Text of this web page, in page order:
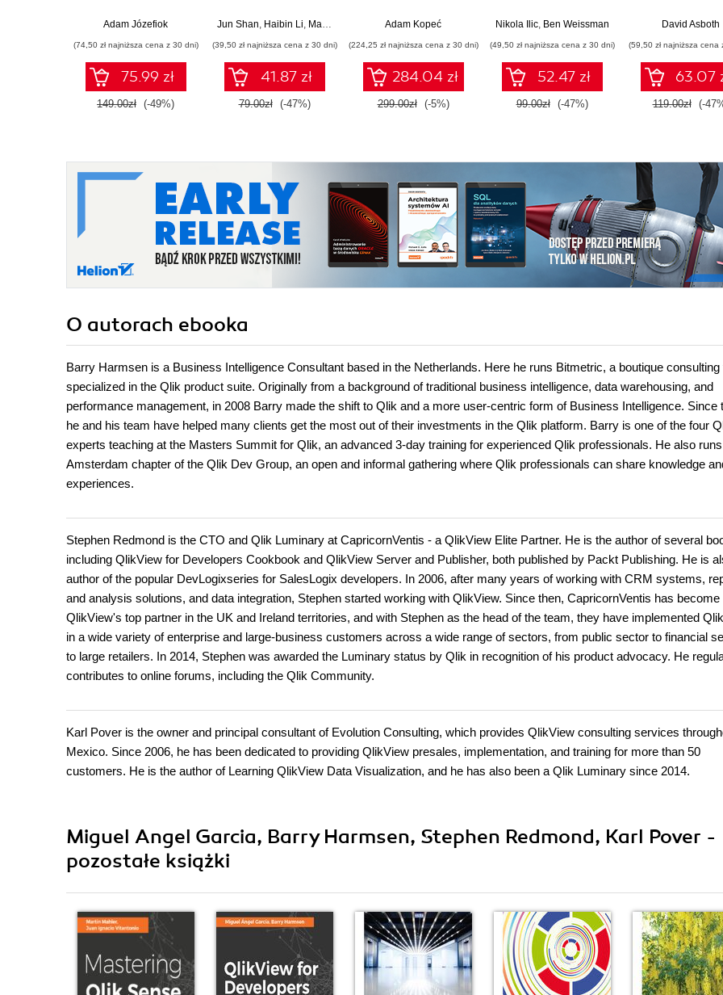
Adam Józefiok
(74,50 zł najniższa cena z 30 dni)
75.99 zł
149.00zł (-49%)
wartościowe wnioski i
zaawansowany SQL
na potrzeby
praktycznych
zastosowań.
Wydanie IV
Jun Shan, Haibin Li, Matt Goldwasser ,Upom Malik, Benjamin Johnston
(39,50 zł najniższa cena z 30 dni)
41.87 zł
79.00zł (-47%)
Adam Kopeć
(224,25 zł najniższa cena z 30 dni)
284.04 zł
299.00zł (-5%)
nowoczesnej
Nikola Ilic, Ben Weissman
(49,50 zł najniższa cena z 30 dni)
52.47 zł
99.00zł (-47%)
analityka
David Asboth
(59,50 zł najniższa cena
63.07
119.00zł (-
O autorach ebooka
Barry Harmsen is a Business Intelligence Consultant based in the Netherlands. Here he runs Bitmetric, a boutique consulting
specialized in the Qlik product suite. Originally from a background of traditional business intelligence, data warehousing, and
performance management, in 2008 Barry made the shift to Qlik and a more user-centric form of Business Intelligence. Since
he and his team have helped many clients get the most out of their investments in the Qlik platform. Barry is one of the four
experts teaching at the Masters Summit for Qlik, an advanced 3-day training for experienced Qlik professionals. He also
Amsterdam chapter of the Qlik Dev Group, an open and informal gathering where Qlik professionals can share knowledge
experiences.
Stephen Redmond is the CTO and Qlik Luminary at CapricornVentis - a QlikView Elite Partner. He is the author of several
including QlikView for Developers Cookbook and QlikView Server and Publisher, both published by Packt Publishing. He is
author of the popular DevLogixseries for SalesLogix developers. In 2006, after many years of working with CRM systems,
and analysis solutions, and data integration, Stephen started working with QlikView. Since then, CapricornVentis has become
QlikView's top partner in the UK and Ireland territories, and with Stephen as the head of the team, they have implemented
in a wide variety of enterprise and large-business customers across a wide range of sectors, from public sector to financial
to large retailers. In 2014, Stephen was awarded the Luminary status by Qlik in recognition of his product advocacy. He
contributes to online forums, including the Qlik Community.
Karl Pover is the owner and principal consultant of Evolution Consulting, which provides QlikView consulting services
Mexico. Since 2006, he has been dedicated to providing QlikView presales, implementation, and training for more than 50
customers. He is the author of Learning QlikView Data Visualization, and he has also been a Qlik Luminary since 2014.
Miguel Angel Garcia, Barry Harmsen, Stephen Redmond, Karl Pover -
pozostałe książki